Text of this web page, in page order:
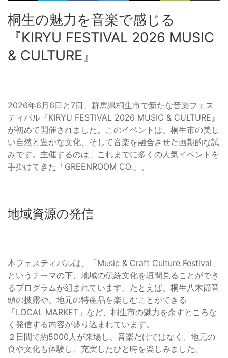
桐生の魅力を音楽で感じる
『KIRYU FESTIVAL 2026 MUSIC
& CULTURE』
2026年6月6日と7日、群馬県桐生市で新たな音楽フェス
ティバル『KIRYU FESTIVAL 2026 MUSIC & CULTURE』
が初めて開催されました。このイベントは、桐生市の美し
い自然と豊かな文化、そして音楽を融合させた画期的な試
みです。主催するのは、これまでに多くの人気イベントを
手掛けてきた「GREENROOM CO.」。
地域資源の発信
本フェスティバルは、「Music & Craft Culture Festival」
というテーマの下、地域の伝統文化を垣間見ることができ
るプログラムが組まれています。たとえば、桐生八木節音
頭の披露や、地元の特産品を楽しむことができる
「LOCAL MARKET」など、桐生市の魅力を余すところな
く発信する内容が盛り込まれています。
２日間で約5000人が来場し、音楽だけではなく、地元の
食や文化も体験し、充実したひと時を楽しみました。